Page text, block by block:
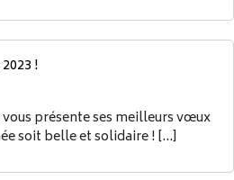
!
vous présente ses meilleurs vœux
soit belle et solidaire ! […]